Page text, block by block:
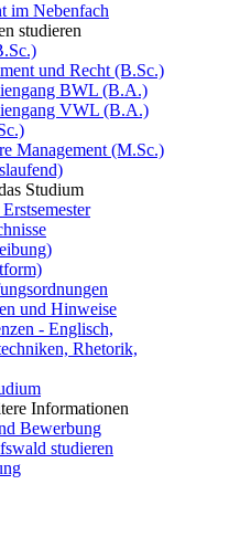
im Nebenfach
studieren
und Recht (B.Sc.)
BWL (B.A.)
VWL (B.A.)
Management (M.Sc.)
Studium
und Hinweise
- Englisch,
Rhetorik,
Informationen
Bewerbung
studieren